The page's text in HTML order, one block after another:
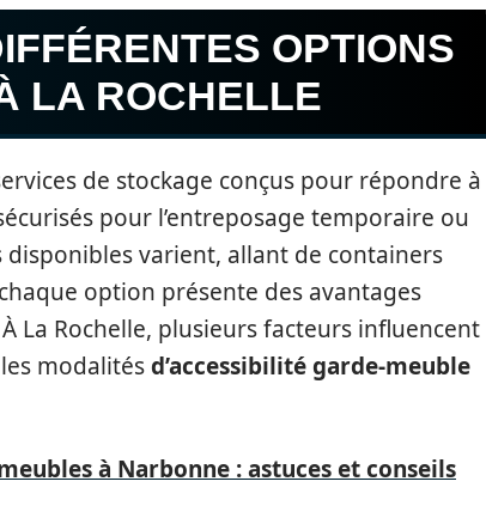
OPTIONS
LA ROCHELLE
de stockage conçus pour répondre à
pour l’entreposage temporaire ou
varient, allant de containers
option présente des avantages
La Rochelle, plusieurs facteurs influencent
modalitésd’accessibilité garde-meuble
à Narbonne : astuces et conseils